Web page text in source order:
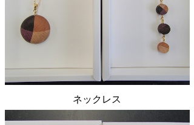
ネックレス